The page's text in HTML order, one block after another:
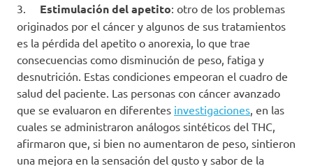
3. Estimulación del apetito: otro de los problemas
originados por el cáncer y algunos de sus tratamientos
es la pérdida del apetito o anorexia, lo que trae
consecuencias como disminución de peso, fatiga y
desnutrición. Estas condiciones empeoran el cuadro de
salud del paciente. Las personas con cáncer avanzado
que se evaluaron en diferentes investigaciones , en las
cuales se administraron análogos sintéticos del THC,
afirmaron que, si bien no aumentaron de peso, sintieron
una mejora en la sensación del gusto y sabor de la